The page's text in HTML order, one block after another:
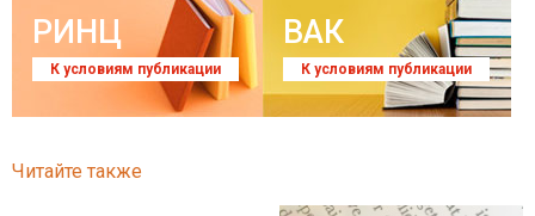
РИНЦ
К условиям публикации
ВАК
К условиям публикации
Читайте также